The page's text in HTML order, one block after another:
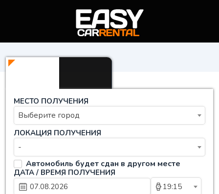
МЕСТО ПОЛУЧЕНИЯ
ЛОКАЦИЯ ПОЛУЧЕНИЯ
Выберите город
-
Автомобиль будет сдан в другом месте
ДАТА / ВРЕМЯ ПОЛУЧЕНИЯ
19:15